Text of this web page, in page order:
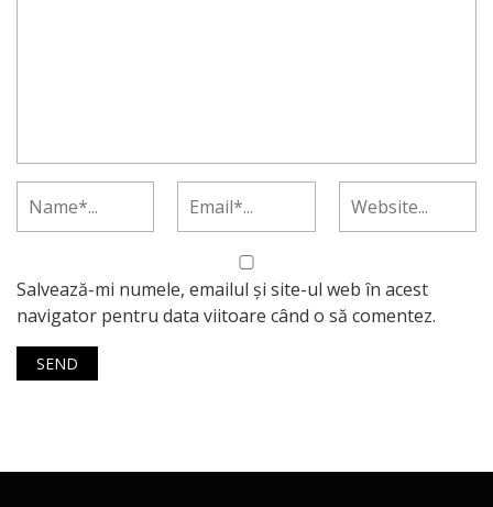
Salvează-mi numele, emailul și site-ul web în acest
navigator pentru data viitoare când o să comentez.